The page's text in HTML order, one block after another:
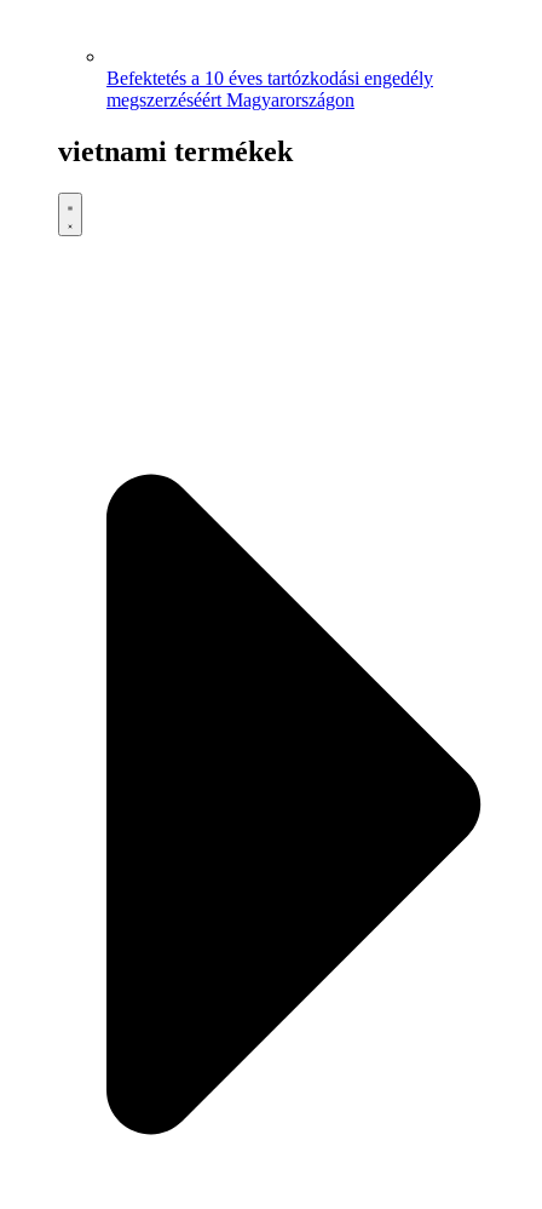
Befektetés a 10 éves tartózkodási engedély
megszerzéséért Magyarországon
vietnami termékek